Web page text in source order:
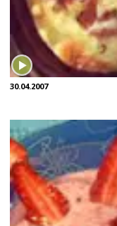
30.04.2007